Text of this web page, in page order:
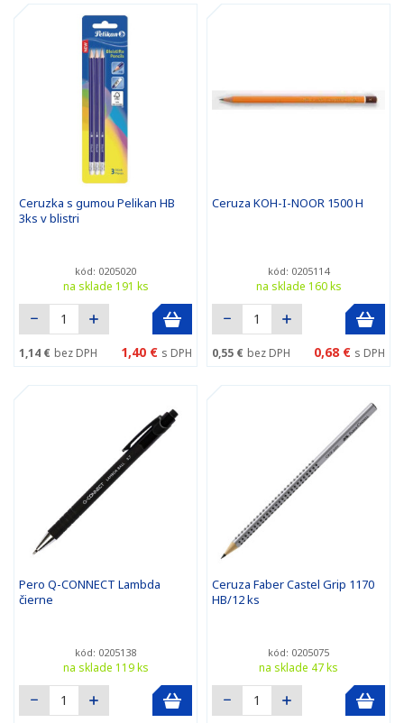
Ceruzka s gumou Pelikan HB
3ks v blistri
kód: 0205020
na sklade 191 ks
1,14 € bez DPH 1,40 € s DPH
Ceruza KOH-I-NOOR 1500 H
kód: 0205114
na sklade 160 ks
0,55 € bez DPH 0,68 € s DPH
Pero Q-CONNECT Lambda
čierne
kód: 0205138
na sklade 119 ks
Ceruza Faber Castel Grip 1170
HB/12 ks
kód: 0205075
na sklade 47 ks